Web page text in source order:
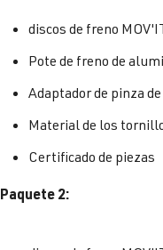
discos de freno
Pote de freno de
Adaptador de pinza
Material de los
Certificado de piezas
Paquete 2: